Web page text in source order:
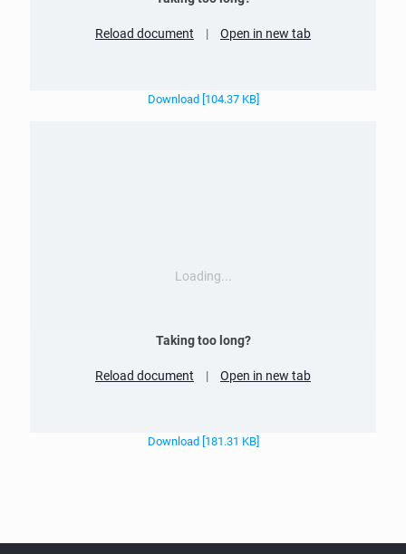
Reload document | Open in new tab
Download [104.37 KB]
Loading...
Taking too long?
Reload document | Open in new tab
Download [181.31 KB]